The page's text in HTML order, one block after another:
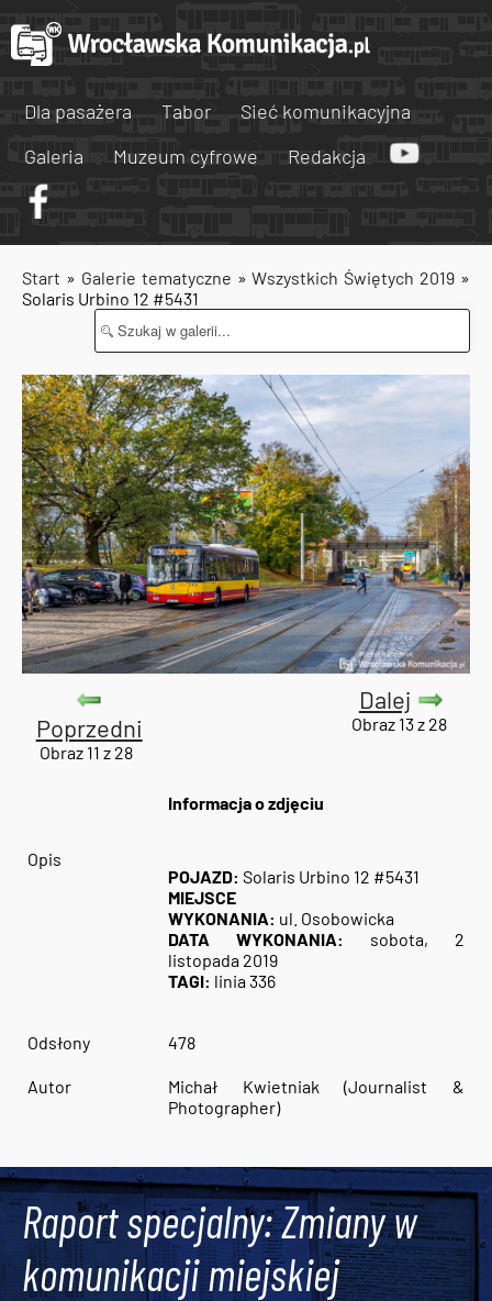
Dla pasażera Tabor
Sieć komunikacyjna
Galeria
Muzeum cyfrowe Redakcja
Start » Galerie tematyczne »Wszystkich Świętych 2019 »
Solaris Urbino 12 #5431
Poprzedni
Obraz 11 z 28
Dalej
Obraz 13 z 28
Informacja o zdjęciu
Opis
POJAZD: Solaris Urbino 12 #5431
MIEJSCE
WYKONANIA: ul. Osobowicka
DATA WYKONANIA: sobota, 2
listopada 2019
TAGI: linia 336
Odsłony 478
Autor
Michał Kwietniak (Journalist &
Photographer)
Raport specjalny: Zmiany w
komunikacji miejskiej